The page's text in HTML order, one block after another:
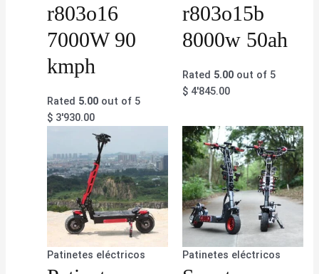
r803o16
7000W 90
kmph
Rated 5.00 out of 5
$ 3'930.00
r803o15b
8000w 50ah
Rated 5.00out of 5
$4'845.00
Patinetes eléctricos Patinetes eléctricos